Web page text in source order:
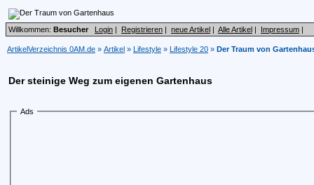
Willkommen: Besucher Login | Registrieren | neue Artikel | Alle Artikel | Impressum |
ArtikelVerzeichnis 0AM.de » Artikel » Lifestyle » Lifestyle 20 » Der Traum von
Der steinige Weg zum eigenen Gartenhaus
Ads